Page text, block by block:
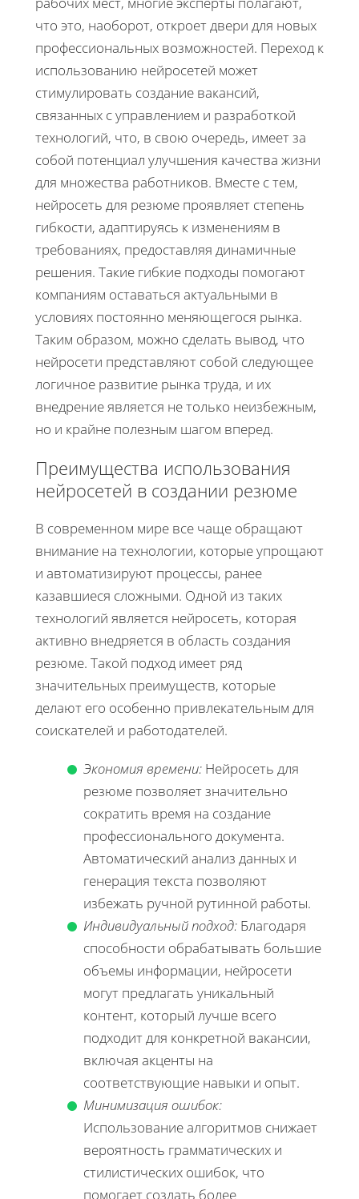
что это, наоборот, откроет двери для новых
профессиональных возможностей. Переход к
использованию нейросетей может
стимулировать создание вакансий,
связанных с управлением и разработкой
технологий, что, в свою очередь, имеет за
собой потенциал улучшения качества жизни
для множества работников. Вместе с тем,
нейросеть для резюме проявляет степень
гибкости, адаптируясь к изменениям в
требованиях, предоставляя динамичные
решения. Такие гибкие подходы помогают
компаниям оставаться актуальными в
условиях постоянно меняющегося рынка.
Таким образом, можно сделать вывод, что
нейросети представляют собой следующее
логичное развитие рынка труда, и их
внедрение является не только неизбежным,
но и крайне полезным шагом вперед.
Преимущества использования
нейросетей в создании резюме
В современном мире все чаще обращают
внимание на технологии, которые упрощают
и автоматизируют процессы, ранее
казавшиеся сложными. Одной из таких
технологий является нейросеть, которая
активно внедряется в область создания
резюме. Такой подход имеет ряд
значительных преимуществ, которые
делают его особенно привлекательным для
соискателей и работодателей.
Экономия времени: Нейросеть для
резюме позволяет значительно
сократить время на создание
профессионального документа.
Автоматический анализ данных и
генерация текста позволяют
избежать ручной рутинной работы.
Индивидуальный подход: Благодаря
способности обрабатывать большие
объемы информации, нейросети
могут предлагать уникальный
контент, который лучше всего
подходит для конкретной вакансии,
включая акценты на
соответствующие навыки и опыт.
Минимизация ошибок:
Использование алгоритмов снижает
вероятность грамматических и
стилистических ошибок, что
помогает создать более